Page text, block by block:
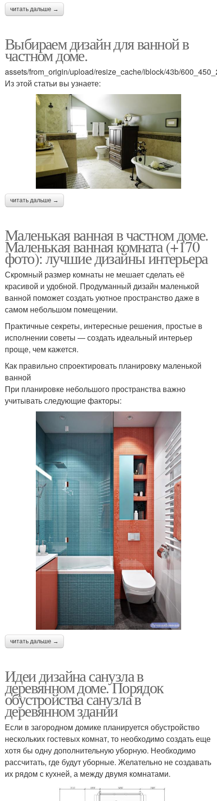
читать дальше →
Выбираем дизайн для ванной в
частном доме.
assets/from_origin/upload/resize_cache/iblock/43b/
Из этой статьи вы узнаете:
читать дальше →
Маленькая ванная в частном доме.
Маленькая ванная комната (+170
фото): лучшие дизайны интерьера
Скромный размер комнаты не мешает сделать её
красивой и удобной. Продуманный дизайн маленькой
ванной поможет создать уютное пространство даже в
самом небольшом помещении.
Практичные секреты, интересные решения, простые в
исполнении советы — создать идеальный интерьер
проще, чем кажется.
Как правильно спроектировать планировку маленькой
ванной
При планировке небольшого пространства важно
учитывать следующие факторы:
читать дальше →
Идеи дизайна санузла в
деревянном доме. Порядок
обустройства санузла в
деревянном здании
Если в загородном домике планируется обустройство
нескольких гостевых комнат, то необходимо создать еще
хотя бы одну дополнительную уборную. Необходимо
рассчитать, где будут уборные. Желательно не создавать
их рядом с кухней, а между двумя комнатами.